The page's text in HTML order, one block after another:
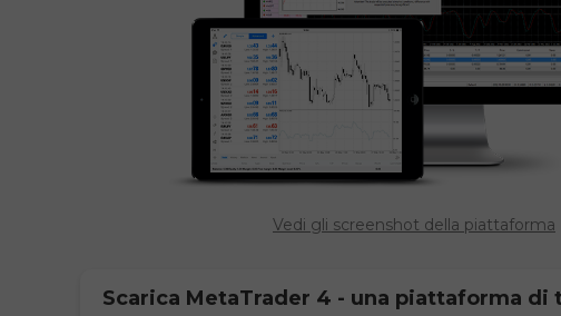
Vedi gli screenshot della piattaforma
Scarica MetaTrader 4 - una piattaforma di